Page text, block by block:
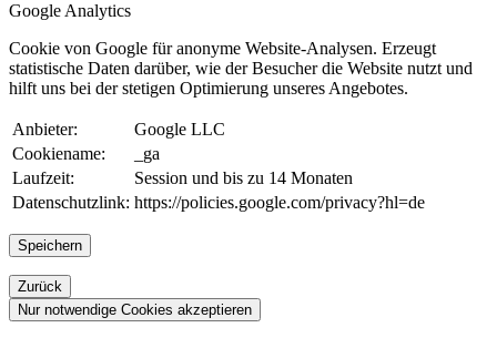
Google Analytics
Cookie von Google für anonyme Website-Analysen. Erzeugt
statistische Daten darüber, wie der Besucher die Website nutzt und
hilft uns bei der stetigen Optimierung unseres Angebotes.
Anbieter:
Google LLC
Cookiename:
_ga
Laufzeit:
Session und bis zu 14 Monaten
Datenschutzlink: https://policies.google.com/privacy?hl=de
Speichern
Zurück
Nur notwendige Cookies akzeptieren